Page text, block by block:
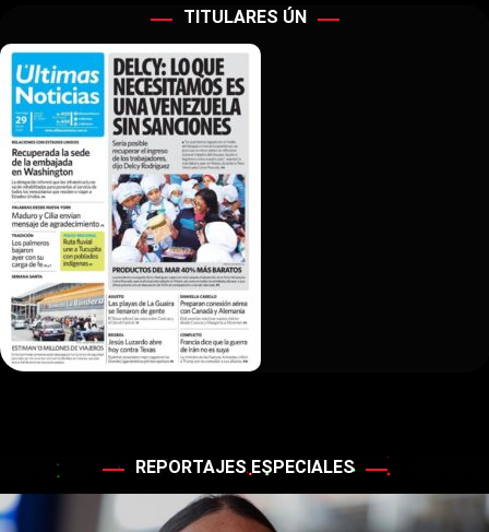
TITULARES ÚN
REPORTAJES ESPECIALES